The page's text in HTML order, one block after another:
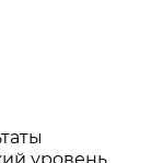
премии